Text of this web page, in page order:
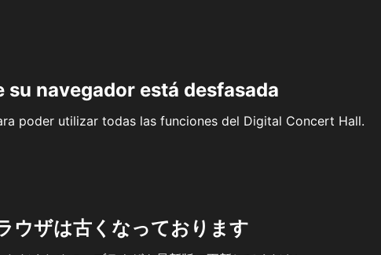
navegador está desfasada
poder utilizar todas las funciones del Digital Concert Hall.
ウザは古くなっております